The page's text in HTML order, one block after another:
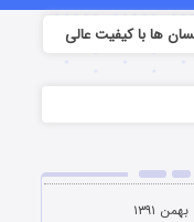
ها با کیفیت عالی